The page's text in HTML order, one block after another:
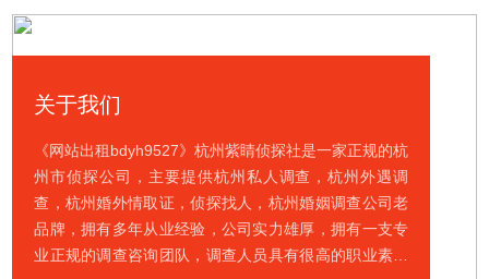
关于我们
《网站出租bdyh9527》杭州紫睛侦探社是一家正规的杭
州市侦探公司，主要提供杭州私人调查，杭州外遇调
查，杭州婚外情取证，侦探找人，杭州婚姻调查公司老
品牌，拥有多年从业经验，公司实力雄厚，拥有一支专
业正规的调查咨询团队，调查人员具有很高的职业素养